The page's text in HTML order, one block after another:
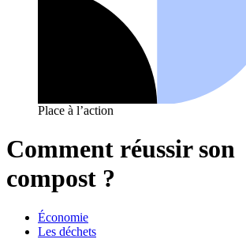
Place à l’action
Comment réussir son
compost ?
Économie
Les déchets